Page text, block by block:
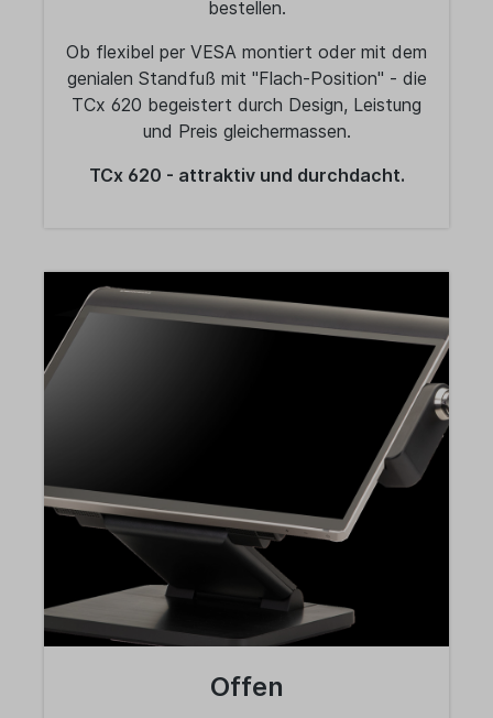
bestellen.
Ob flexibel per VESA montiert oder mit dem
genialen Standfuß mit "Flach-Position" - die
TCx 620 begeistert durch Design, Leistung
und Preis gleichermassen.
TCx 620 - attraktiv und durchdacht.
Offen